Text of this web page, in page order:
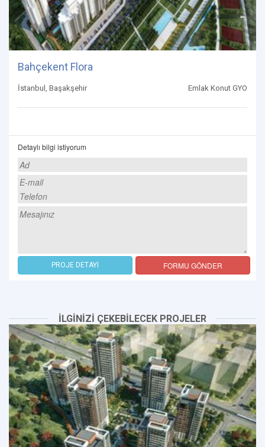
Bahçekent Flora
İstanbul, Başakşehir Emlak Konut GYO
Detaylı bilgi istiyorum
PROJE DETAYI FORMU GÖNDER
İLGİNİZİ ÇEKEBİLECEK PROJELER